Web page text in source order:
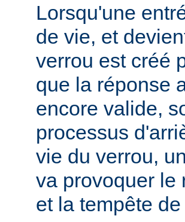
Lorsqu'une
de vie, et
verrou est créé
que la réponse
encore valide,
processus
vie du verrou,
va provoquer le
et la tempête